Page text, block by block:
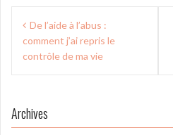
Navigation
de
l’article
De l’aide à l’abus :
comment j’ai repris le
contrôle de ma vie
Archives